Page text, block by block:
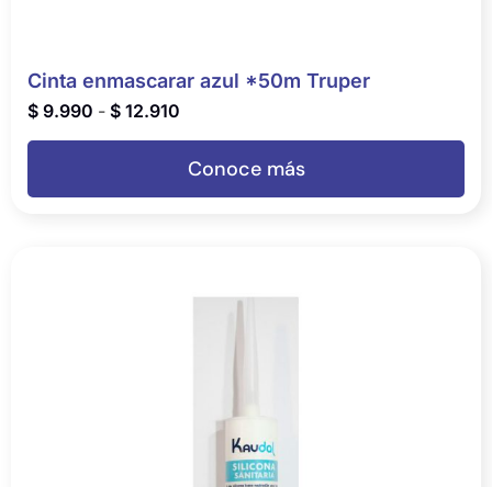
Cinta enmascarar azul *50m Truper
$ 9.990 - $ 12.910
Conoce más